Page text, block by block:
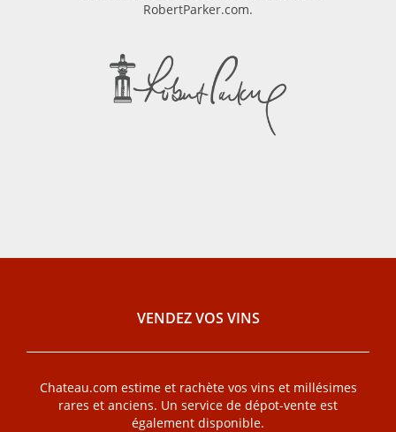
RobertParker.com.
VENDEZ VOS VINS
Chateau.com estime et rachète vos vins et millésimes
rares et anciens. Un service de dépot-vente est
également disponible.